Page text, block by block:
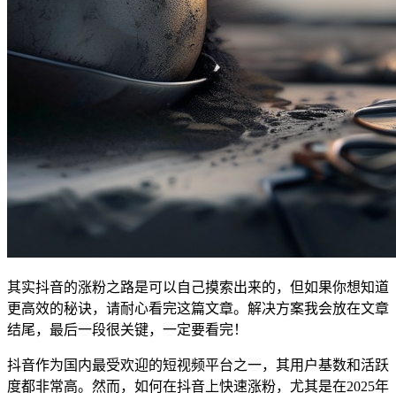
其实抖音的涨粉之路是可以自己摸索出来的，但如果你想知道
更高效的秘诀，请耐心看完这篇文章。解决方案我会放在文章
结尾，最后一段很关键，一定要看完！
抖音作为国内最受欢迎的短视频平台之一，其用户基数和活跃
度都非常高。然而，如何在抖音上快速涨粉，尤其是在2025年